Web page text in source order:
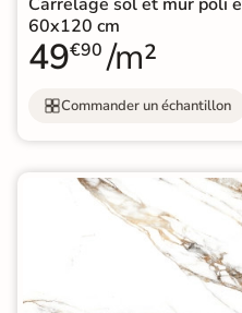
60x120 cm
49€90 /m²
Commander un échantillon